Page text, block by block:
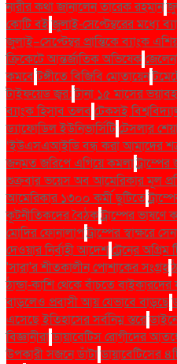
নারীর কথা জানালেন তারেক রহমান
কোটি বইজুলাই-সেপ্টেম্বরের মধ্যে
জুলাই–সেপ্টেম্বর প্রান্তিকে ব্যাংক
ক্রিকেটে আন্তর্জাতিক অভিষেক
কমবেটঙ্গীতে বিজিবি মোতায়েন
টাইফয়েড জ্বর:টানা ১৫ মাসের
ব্যাংক হিসাব তলবটেকসই
ড্যাফোডিল ইউনিভার্সিটিটেসলার
‘ইউএসএআইডি বন্ধ করা আমাদের
জনমত জরিপে এগিয়ে কমলা
শুক্রবার ভয়েস অব আমেরিকার মূল
আমেরিকার ১৩০০ কর্মী ছুটিতে
কূটনীতিকদের বৈঠকট্রাম্পের ভাষণে
মোদির ফোনালাপট্রাম্পের স্বাক্ষরে
দেওয়ার নির্বাহী আদেশট্রেনের
'সারা'র শীতকালীন পোশাকের সংগ্রহ
ঠান্ডা-কাশি থেকে বাঁচতে
বাড়লেও প্রবাসী আয় যেভাবে বাড়ছে
এসেছে ইতিহাসের সর্বনিম্ন স্তরে
বিজ্ঞানীরাডায়াবেটিস রোগীদের
উপকারী সজনে ডাঁটাডায়াবেটিসের